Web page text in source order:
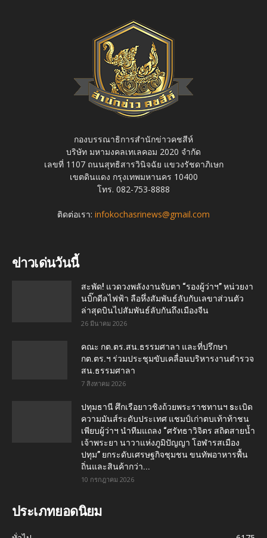
กองบรรณาธิการสำนักข่าวคชสีห์
บริษัท มหามงคลเทเลคอม 2020 จำกัด
เลขที่ 1107 ถนนสุทธิสารวินิจฉัย แขวงรัชดาภิเษก
เขตดินแดง กรุงเทพมหานคร 10400
โทร. 082-753-8888
ติดต่อเรา: infokochasrinews@gmail.com
ข่าวเด่นวันนี้
สะพัด! แวดวงพลังงานจับตา “รองผู้ว่าฯ” หน่วยงา
นบิ๊กดีลไฟฟ้า ลือหึ่งสัมพันธ์ลับกับเลขาส่วนตัว
ล่าสุดบินไปสัมพันธ์ลับกันถึงเมืองจีน
26 มีนาคม 2026
คณะ กต.ตร.สน.ธรรมศาลา และที่ปรึกษา
กต.ตร.ฯ ร่วมประชุมขับเคลื่อนบริหารงานตำรวจ
สน.ธรรมศาลา
7 สิงหาคม 2026
ปทุมธานี ศึกเรือยาวชิงถ้วยพระราชทานฯ sะเบิด
ความมันส์ระดับประเทศ แชมป์เก่าตบเท้าท้าชน
เพียบผู้ว่าฯ นำทีมแถลง “ศรัทธาวิจิตร สถิตสายน้ำ
เจ้าพระยา นาวาแห่งภูมิปัญญา โอฬารสเมือง
ปทุม” ยกระดับเศรษฐกิจชุมชน ขนทัพอาหารพื้น
ถิ่นและสินค้ากว่า...
10 กรกฎาคม 2026
ประเภทยอดนิยม